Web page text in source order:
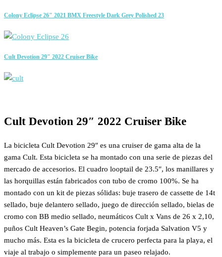
Colony Eclipse 26" 2021 BMX Freestyle Dark Grey Polished 23
Cult Devotion 29" 2022 Cruiser Bike
Cult Devotion 29″ 2022 Cruiser Bike
La bicicleta Cult Devotion 29″ es una cruiser de gama alta de la
gama Cult. Esta bicicleta se ha montado con una serie de piezas del
mercado de accesorios. El cuadro looptail de 23.5″, los manillares y
las horquillas están fabricados con tubo de cromo 100%. Se ha
montado con un kit de piezas sólidas: buje trasero de cassette de 14t
sellado, buje delantero sellado, juego de dirección sellado, bielas de
cromo con BB medio sellado, neumáticos Cult x Vans de 26 x 2,10,
puños Cult Heaven’s Gate Begin, potencia forjada Salvation V5 y
mucho más. Esta es la bicicleta de crucero perfecta para la playa, el
viaje al trabajo o simplemente para un paseo relajado.